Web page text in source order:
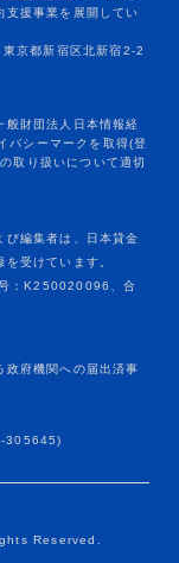
び編集者は、日本貸金
受けています。
：K250020096、合
政府機関への届出済事
-305645)